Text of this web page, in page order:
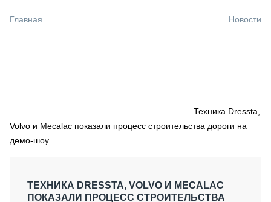
СПЕЦПРОЕКТЫ
МЕРОПРИЯТИЯ
СТАТЬИ ПО КАТЕГОРИЯМ ТЕХНИКИ
Главная Новости
Техника Dressta,
Volvo и Mecalac показали процесс строительства дороги на
демо-шоу
ТЕХНИКА DRESSTA, VOLVO И MECALAC
ПОКАЗАЛИ ПРОЦЕСС СТРОИТЕЛЬСТВА